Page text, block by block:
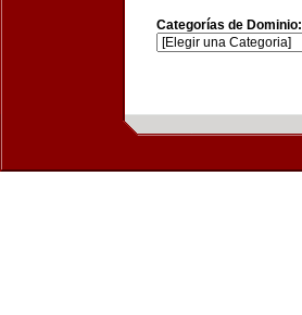
Categorías de Dominio: